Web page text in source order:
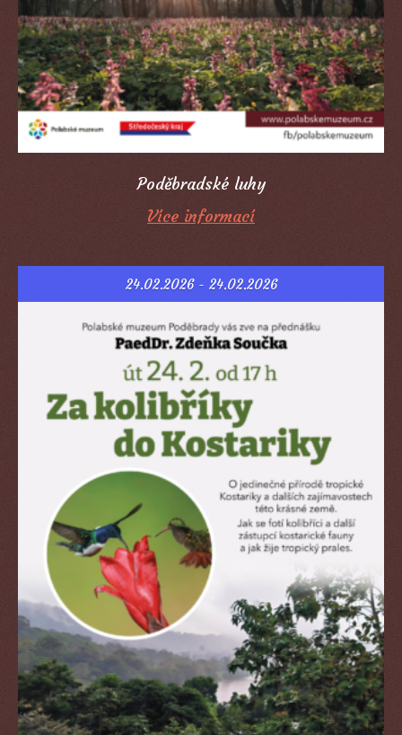
Poděbradské luhy
Více informací
24.02.2026 - 24.02.2026